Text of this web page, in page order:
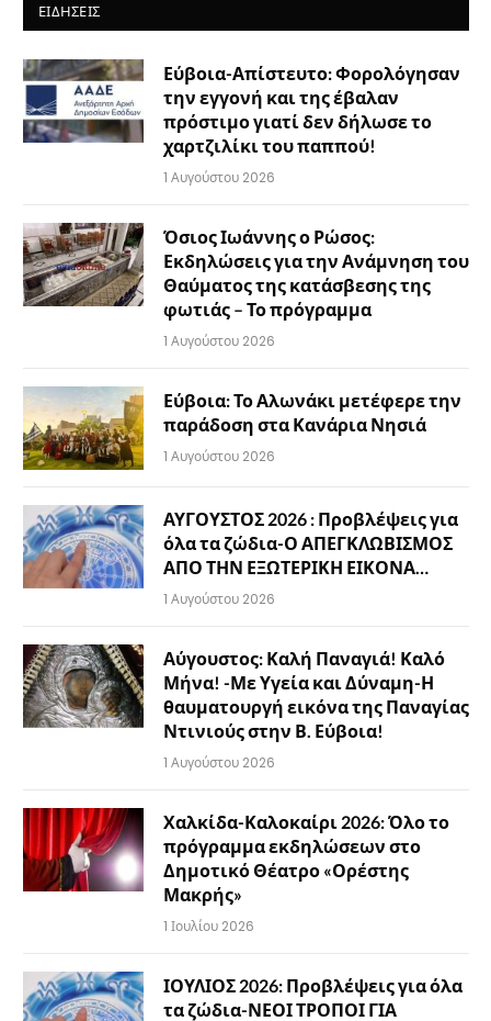
ΕΙΔΉΣΕΙΣ
Εύβοια-Απίστευτο: Φορολόγησαν
την εγγονή και της έβαλαν
πρόστιμο γιατί δεν δήλωσε το
χαρτζιλίκι του παππού!
1 Αυγούστου 2026
Όσιος Ιωάννης ο Ρώσος:
Εκδηλώσεις για την Ανάμνηση του
Θαύματος της κατάσβεσης της
φωτιάς – Το πρόγραμμα
1 Αυγούστου 2026
Εύβοια: Το Αλωνάκι μετέφερε την
παράδοση στα Κανάρια Νησιά
1 Αυγούστου 2026
ΑΥΓΟΥΣΤΟΣ 2026 : Προβλέψεις για
όλα τα ζώδια-Ο ΑΠΕΓΚΛΩΒΙΣΜΟΣ
ΑΠΟ ΤΗΝ ΕΞΩΤΕΡΙΚΗ ΕΙΚΟΝΑ…
1 Αυγούστου 2026
Αύγουστος: Καλή Παναγιά! Καλό
Μήνα! -Με Υγεία και Δύναμη-Η
θαυματουργή εικόνα της Παναγίας
Ντινιούς στην Β. Εύβοια!
1 Αυγούστου 2026
Χαλκίδα-Καλοκαίρι 2026: Όλο το
πρόγραμμα εκδηλώσεων στο
Δημοτικό Θέατρο «Ορέστης
Μακρής»
1 Ιουλίου 2026
ΙΟΥΛΙΟΣ 2026: Προβλέψεις για όλα
τα ζώδια-ΝΕΟΙ ΤΡΟΠΟΙ ΓΙΑ